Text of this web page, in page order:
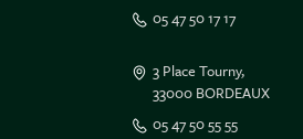
05 47 50 17 17
3 Place Tourny,
33000 BORDEAUX
05 47 50 55 55